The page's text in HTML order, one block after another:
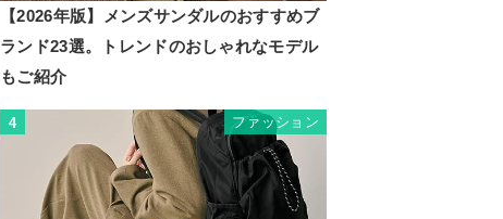
【2026年版】メンズサンダルのおすすめブ
ランド23選。トレンドのおしゃれなモデル
もご紹介
4 ファッション